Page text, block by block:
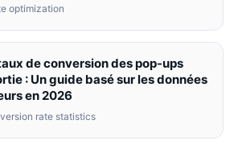
optimization
de conversion des pop-ups
: Un guide basé sur les données
en 2026
rate statistics